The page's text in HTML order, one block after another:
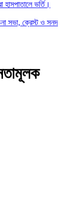
ভর্তি।
সভা, ক্রেস্ট ও সনদ